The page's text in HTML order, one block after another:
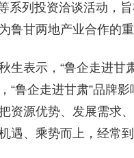
系列投资洽谈活动，
鲁甘两地产业合作的重
生表示，“鲁企走进甘
“鲁企走进甘肃”品牌
资源优势、发展需求
遇、乘势而上，经常